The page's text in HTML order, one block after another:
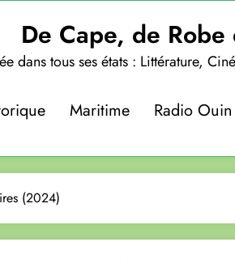
De Cape, de
dans tous ses états : Littérature,
Maritime Radio
(2024)